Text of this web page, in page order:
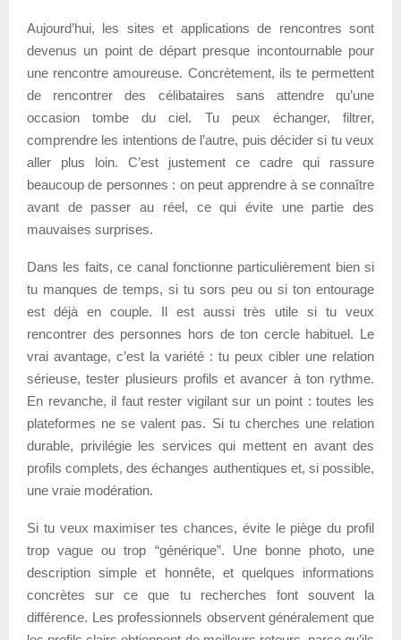
Aujourd’hui, les sites et applications de rencontres sont
devenus un point de départ presque incontournable pour
une rencontre amoureuse. Concrètement, ils te permettent
de rencontrer des célibataires sans attendre qu’une
occasion tombe du ciel. Tu peux échanger, filtrer,
comprendre les intentions de l’autre, puis décider si tu veux
aller plus loin. C’est justement ce cadre qui rassure
beaucoup de personnes : on peut apprendre à se connaître
avant de passer au réel, ce qui évite une partie des
mauvaises surprises.
Dans les faits, ce canal fonctionne particulièrement bien si
tu manques de temps, si tu sors peu ou si ton entourage
est déjà en couple. Il est aussi très utile si tu veux
rencontrer des personnes hors de ton cercle habituel. Le
vrai avantage, c’est la variété : tu peux cibler une relation
sérieuse, tester plusieurs profils et avancer à ton rythme.
En revanche, il faut rester vigilant sur un point : toutes les
plateformes ne se valent pas. Si tu cherches une relation
durable, privilégie les services qui mettent en avant des
profils complets, des échanges authentiques et, si possible,
une vraie modération.
Si tu veux maximiser tes chances, évite le piège du profil
trop vague ou trop “générique”. Une bonne photo, une
description simple et honnête, et quelques informations
concrètes sur ce que tu recherches font souvent la
différence. Les professionnels observent généralement que